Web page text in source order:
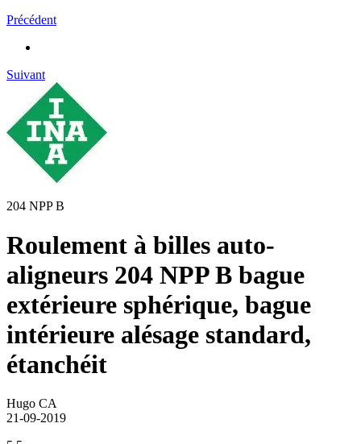
Précédent
Suivant
204 NPP B
Roulement à billes auto-
aligneurs 204 NPP B bague
extérieure sphérique, bague
intérieure alésage standard,
étanchéit
Hugo CA
21-09-2019